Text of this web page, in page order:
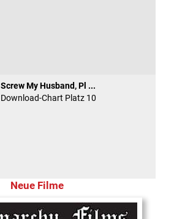
Screw My Husband, Pl ...
Download-Chart Platz 10
Neue Filme